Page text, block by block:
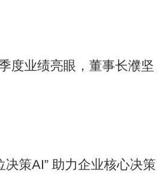
度业绩亮眼，董事长濮坚
策AI” 助力企业核心决策